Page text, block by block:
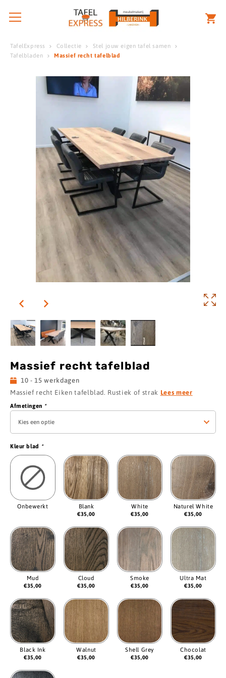
TafelExpress Collectie
Stel jouw eigen tafel samen
Tafelbladen
Massief recht tafelblad
Massief recht tafelblad
10 - 15 werkdagen
Massief recht Eiken tafelblad. Rustiek of strak Lees meer
Afmetingen *
Kleur blad *
Onbewerkt Blank
€35,00
White
€35,00
Naturel White
€35,00
Mud
€35,00
Cloud
€35,00
Smoke
€35,00
Ultra Mat
€35,00
Black Ink
€35,00
Walnut
€35,00
Shell Grey
€35,00
Chocolat
€35,00